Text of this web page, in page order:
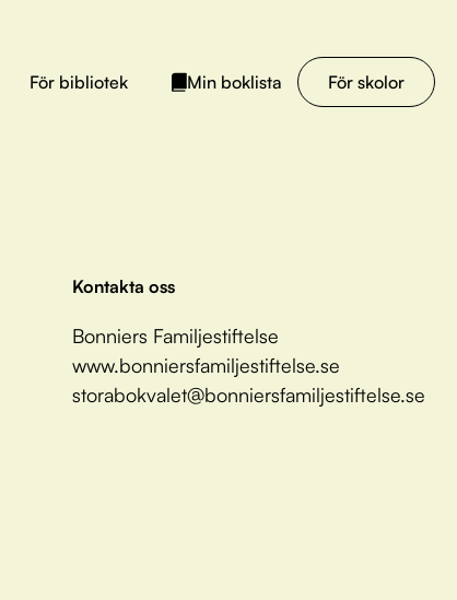
För bibliotek Min boklista För skolor
Kontakta oss
Bonniers Familjestiftelse
www.bonniersfamiljestiftelse.se
storabokvalet@bonniersfamiljestiftelse.se